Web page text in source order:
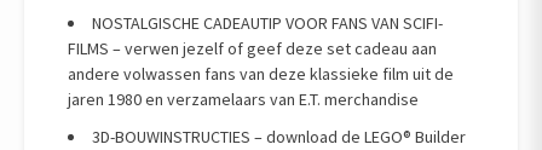
NOSTALGISCHE CADEAUTIP VOOR FANS VAN SCIFI-
FILMS – verwen jezelf of geef deze set cadeau aan
andere volwassen fans van deze klassieke film uit de
jaren 1980 en verzamelaars van E.T. merchandise
3D-BOUWINSTRUCTIES – download de LEGO® Builder